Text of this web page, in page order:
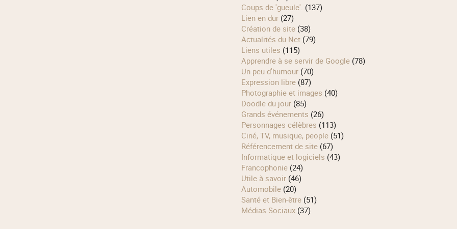
Coups de 'gueule'. (137)
Lien en dur(27)
Création de site(38)
Actualités du Net(79)
Liens utiles (115)
Apprendre à se servir de Google(78)
Un peu d'humour(70)
Expression libre(87)
Photographie et images (40)
Doodle du jour(85)
Grands événements (26)
Personnages célèbres (113)
Ciné, TV, musique, people(51)
Référencement de site(67)
Informatique et logiciels (43)
Francophonie(24)
Utile à savoir(46)
Automobile(20)
Santé et Bien-être(51)
Médias Sociaux(37)